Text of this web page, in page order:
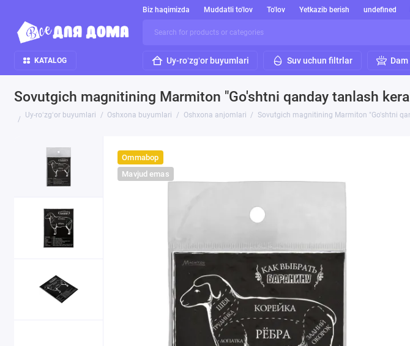
Biz haqimizda Muddatli to'lov To'lov Yetkazib berish undefined
KATALOG Uy-roʻzgʻor buyumlari Suv uchun filtrlar
Sovutgich magnitining Marmiton "Go'shtni qanday tanlash
Uy-roʻzgʻor buyumlari Oshxona buyumlari Oshxona anjomlari Sovutgich magnitining Marmiton "Go'shtni
Ommabop
Mavjud emas